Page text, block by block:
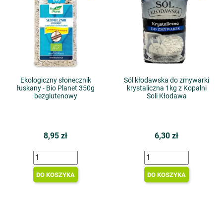
Ekologiczny słonecznik
łuskany - Bio Planet 350g
bezglutenowy
8,95 zł
DO KOSZYKA
Sól kłodawska do zmywarki
krystaliczna 1kg z Kopalni
Soli Kłodawa
6,30 zł
DO KOSZYKA